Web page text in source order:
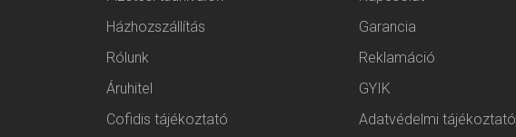
Házhozszállítás
Garancia
Rólunk
Reklamáció
Áruhitel
GYIK
Cofidis tájékoztató
Adatvédelmi tájékoztató